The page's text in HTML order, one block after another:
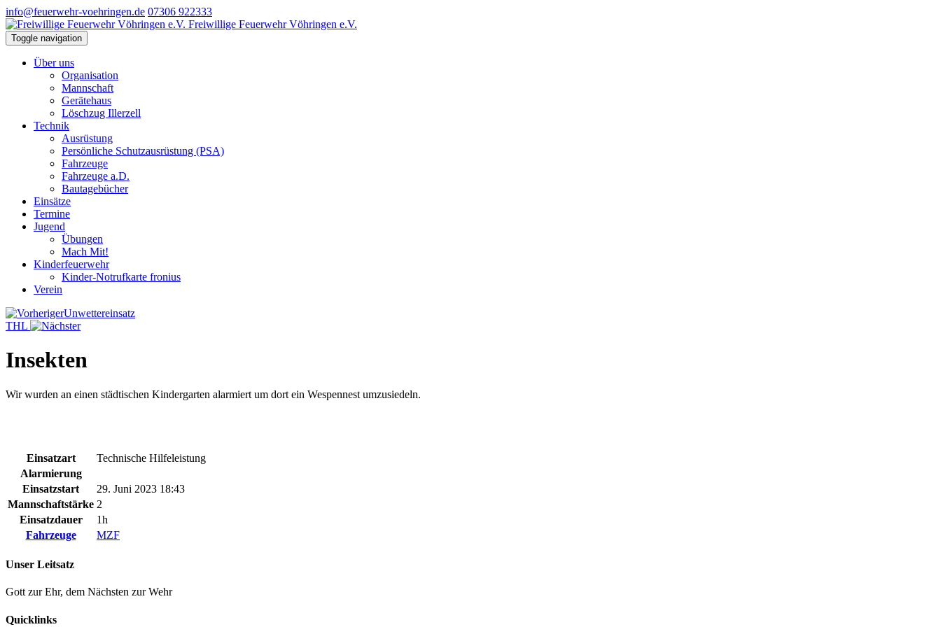
info@feuerwehr-voehringen.de 07306 922333
Freiwillige Feuerwehr Vöhringen e.V.
Toggle navigation
Über uns
Organisation
Mannschaft
Gerätehaus
Löschzug Illerzell
Technik
Ausrüstung
Persönliche Schutzausrüstung (PSA)
Fahrzeuge
Fahrzeuge a.D.
Bautagebücher
Einsätze
Termine
Jugend
Übungen
Mach Mit!
Kinderfeuerwehr
Kinder-Notrufkarte fronius
Verein
Unwettereinsatz
THL
Insekten
Wir wurden an einen städtischen Kindergarten alarmiert um dort ein Wespennest umzusiedeln.
Einsatzart
Technische Hilfeleistung
Alarmierung
Einsatzstart
29. Juni 2023 18:43
Mannschaftstärke 2
Einsatzdauer
1h
Fahrzeuge
MZF
Unser Leitsatz
Gott zur Ehr, dem Nächsten zur Wehr
Quicklinks